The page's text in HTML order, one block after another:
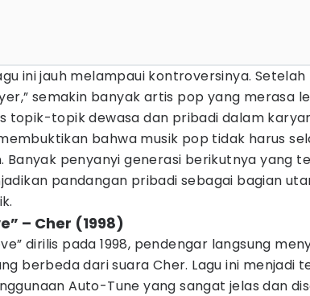
ini jauh melampaui kontroversinya. Setelah
semakin banyak artis pop yang merasa
topik-topik dewasa dan pribadi dalam
bahwa musik pop tidak harus
Banyak penyanyi generasi berikutnya yang
pandangan pribadi sebagai bagian
– Cher (1998)
dirilis pada 1998, pendengar langsung
berbeda dari suara Cher. Lagu ini menjadi
Auto-Tune yang sangat jelas dan